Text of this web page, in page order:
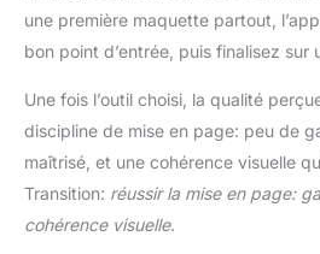
une première maquette partout,
bon point d’entrée, puis finalisez sur
Une fois l’outil choisi, la qualité
discipline de mise en page: peu de
maîtrisé, et une cohérence visuelle
Transition: réussir la mise en page:
cohérence visuelle.